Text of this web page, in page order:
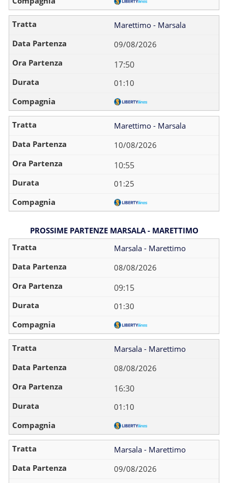
Marettimo - Marsala
09/08/2026
17:50
01:10
Marettimo - Marsala
10/08/2026
10:55
01:25
PROSSIME PARTENZE MARSALA - MARETTIMO
Marsala - Marettimo
08/08/2026
09:15
01:30
Marsala - Marettimo
08/08/2026
16:30
01:10
Marsala - Marettimo
09/08/2026